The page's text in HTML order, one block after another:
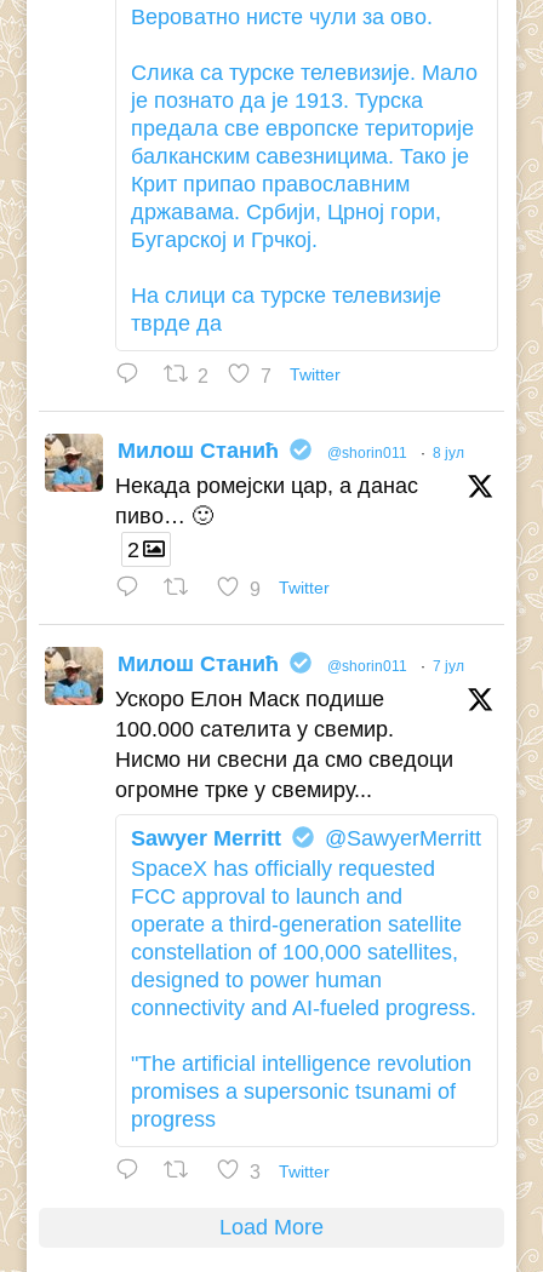
Вероватно нисте чули за ово.
Слика са турске телевизије. Мало
је познато да је 1913. Турска
предала све европске територије
балканским савезницима. Тако је
Крит припао православним
државама. Србији, Црној гори,
Бугарској и Грчкој.
На слици са турске телевизије
тврде да
2 7 Twitter
Милош Станић @shorin011 · 8 јул
Некада ромејски цар, а данас
пиво… 🙂
2
9 Twitter
Милош Станић @shorin011 · 7 јул
Ускоро Елон Маск подише
100.000 сателита у свемир.
Нисмо ни свесни да смо сведоци
огромне трке у свемиру...
Sawyer Merritt
@SawyerMerritt
SpaceX has officially requested
FCC approval to launch and
operate a third-generation satellite
constellation of 100,000 satellites,
designed to power human
connectivity and AI-fueled progress.
"The artificial intelligence revolution
promises a supersonic tsunami of
progress
3 Twitter
Load More